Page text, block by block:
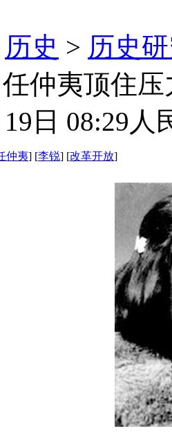
历史 > 历史
仲夷顶住
日 08:29 人
仲夷] [李锐] [改革开放]